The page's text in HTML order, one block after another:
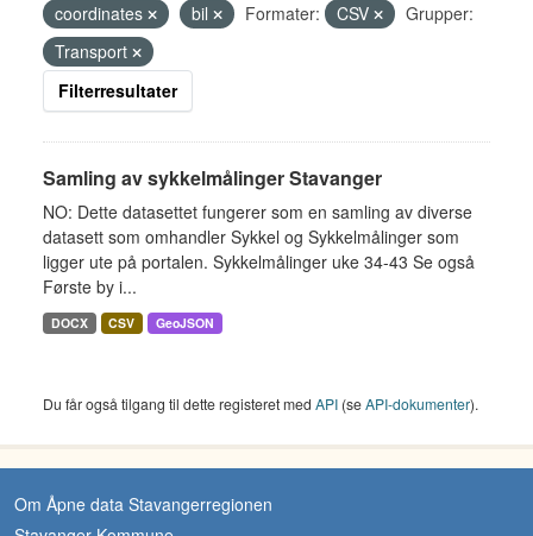
coordinates
bil Formater: CSV
Grupper:
Transport
Filterresultater
Samling av sykkelmålinger Stavanger
NO: Dette datasettet fungerer som en samling av diverse
datasett som omhandler Sykkel og Sykkelmålinger som
ligger ute på portalen. Sykkelmålinger uke 34-43 Se også
Første by i...
DOCX CSV GeoJSON
Du får også tilgang til dette registeret med API (seAPI-dokumenter).
Om Åpne data Stavangerregionen